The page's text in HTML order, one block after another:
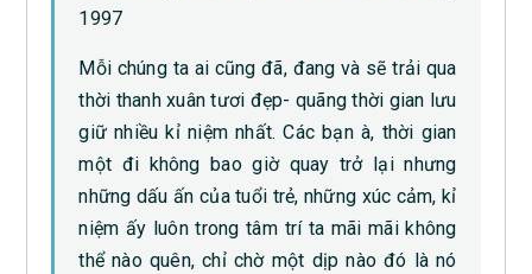
1997
Mỗi chúng ta ai cũng đã, đang và sẽ trải qua
thời thanh xuân tươi đẹp- quãng thời gian lưu
giữ nhiều kỉ niệm nhất. Các bạn à, thời gian
một đi không bao giờ quay trở lại nhưng
những dấu ấn của tuổi trẻ, những xúc cảm, kỉ
niệm ấy luôn trong tâm trí ta mãi mãi không
thể nào quên, chỉ chờ một dịp nào đó là nó